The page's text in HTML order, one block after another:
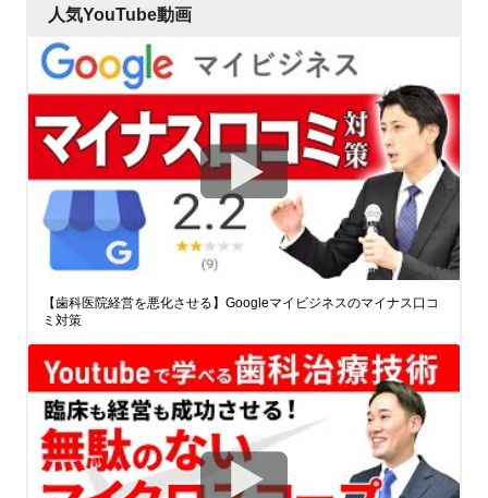
人気YouTube動画
【歯科医院経営を悪化させる】Googleマイビジネスのマイナス口コ
ミ対策